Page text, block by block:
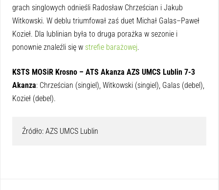
grach singlowych odnieśli Radosław Chrześcian i Jakub
Witkowski. W deblu triumfował zaś duet Michał Galas–Paweł
Kozieł. Dla lublinian była to druga porażka w sezonie i
ponownie znaleźli się w strefie barażowej.
KSTS MOSiR Krosno – ATS Akanza AZS UMCS Lublin 7-3
Akanza: Chrześcian (singiel), Witkowski (singiel), Galas (debel),
Kozieł (debel).
Źródło: AZS UMCS Lublin